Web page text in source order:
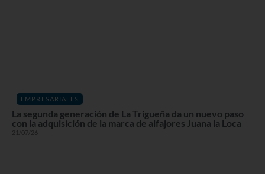
EMPRESARIALES
La segunda generación de La Trigueña da un nuevo paso
con la adquisición de la marca de alfajores Juana la Loca
21/07/26